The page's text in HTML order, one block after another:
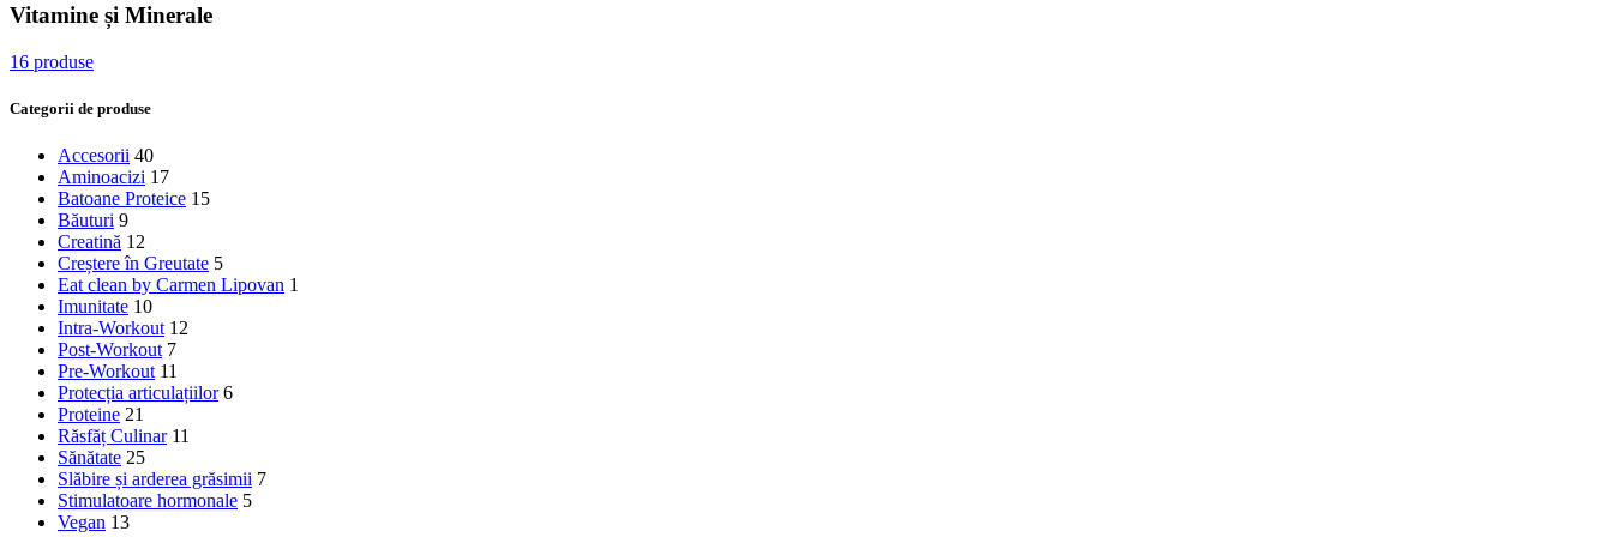
Vitamine și Minerale
16 produse
Categorii de produse
Accesorii 40
Aminoacizi 17
Batoane Proteice 15
Băuturi 9
Creatină 12
Creștere în Greutate 5
Eat clean by Carmen Lipovan 1
Imunitate 10
Intra-Workout 12
Post-Workout 7
Pre-Workout 11
Protecția articulațiilor 6
Proteine 21
Răsfăț Culinar 11
Sănătate 25
Slăbire și arderea grăsimii 7
Stimulatoare hormonale 5
Vegan 13